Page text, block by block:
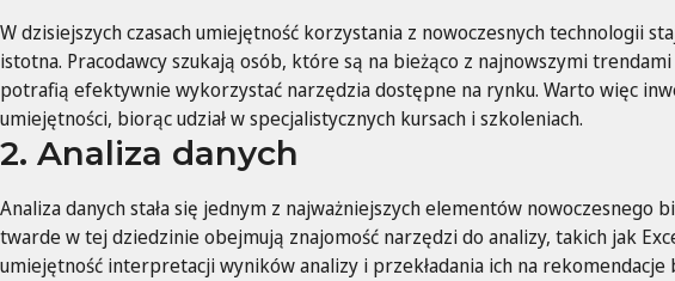
W dzisiejszych czasach umiejętność korzystania z nowoczesnych technologii
istotna. Pracodawcy szukają osób, które są na bieżąco z najnowszymi
potrafią efektywnie wykorzystać narzędzia dostępne na rynku. Warto więc
umiejętności, biorąc udział w specjalistycznych kursach i szkoleniach.
2. Analiza danych
Analiza danych stała się jednym z najważniejszych elementów nowoczesnego
twarde w tej dziedzinie obejmują znajomość narzędzi do analizy, takich jak
umiejętność interpretacji wyników analizy i przekładania ich na rekomendacje